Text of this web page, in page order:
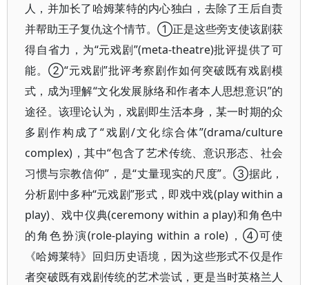
人，并加长了哈姆莱特的内心独白，去除了王后自责
并帮助王子复仇这个情节。①正是这些旁支使该剧获
得自省力，为“元戏剧”(meta-theatre)批评提供了可
能。②“元戏剧”批评考察剧作如何突破既有戏剧模
式，成为理解“文化发展脉络和作者本人思想意识”的
途径。该理论认为，戏剧即生活本身，某一时期的众
多剧作构成了“戏剧/文化综合体”(drama/culture
complex)，其中“包含了艺术传统、意识形态、社会
习惯与宗教信仰”，是“丈量现实的尺度”。③据此，
分析剧中多种“元戏剧”形式，即戏中戏(play within a
play)、戏中仪典(ceremony within a play)和角色中
的角色扮演(role-playing within a role)，④可使
《哈姆莱特》回归历史语境，因为这些形式不仅是作
者突破既有戏剧传统的艺术尝试，更是当时英格兰人